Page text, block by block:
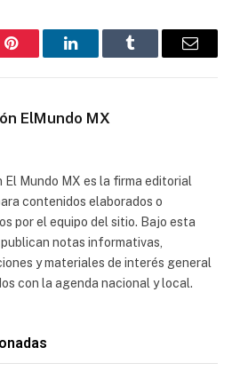
Pinterest LinkedInTumblr
Correo
ElMundo MX
El Mundo MX es la firma editorial
contenidos elaborados o
por el equipo del sitio. Bajo esta
notas informativas,
y materiales de interés general
con la agenda nacional y local.